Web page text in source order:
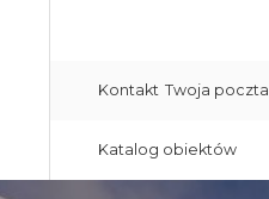
Kontakt Twoja poczta
Katalog obiektów